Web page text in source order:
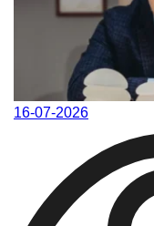
16-07-2026